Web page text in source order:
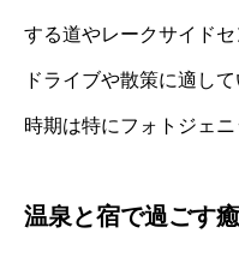
する道やレークサイドセ
ドライブや散策に適し
時期は特にフォトジェニ
温泉と宿で過ごす